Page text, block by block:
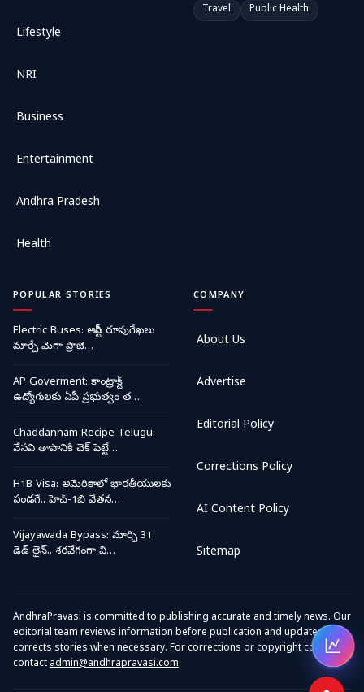
Lifestyle
NRI
Business
Entertainment
Andhra Pradesh
Health
Travel
Public Health
POPULAR STORIES
Electric Buses: ఆర్టీసీ రూపురేఖలు
మార్చే మెగా ప్రాజె…
AP Goverment: కాంట్రాక్ట్
ఉద్యోగులకు ఏపీ ప్రభుత్వం త…
Chaddannam Recipe Telugu:
వేసవి తాపానికి చెక్ పెట్టే…
H1B Visa: అమెరికాలో భారతీయులకు
పండగే.. హెచ్-1బీ వేతన…
Vijayawada Bypass: మార్చి 31
డెడ్ లైన్.. శరవేగంగా వి…
COMPANY
About Us
Advertise
Editorial Policy
Corrections Policy
AI Content Policy
Sitemap
AndhraPravasi is committed to publishing accurate and timely news. Our
editorial team reviews information before publication and updates or
corrects stories when necessary. For corrections or copyright concerns,
contactadmin@andhrapravasi.com.